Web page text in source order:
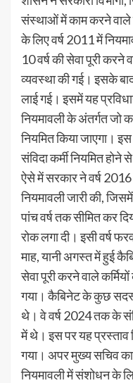
संस्थाओं में काम करने वाले
के लिए वर्ष 2011 में
10 वर्ष की सेवा पूरी करने
व्यवस्था की गई। इसके
लाई गई। इसमें यह
नियमावली के अंतर्गत जो
नियमित किया जाएगा।
संविदा कर्मी नियमित होने
ऐसे में सरकार ने वर्ष
नियमावली जारी की,
पांच वर्ष तक सीमित कर
रोक लगा दी। इसी वर्ष
माह, यानी अगस्त में हुई
सेवा पूरी करने वाले
गया। कैबिनेट के कुछ
थे। वे वर्ष 2024 तक के
में थे। इस पर यह प्रस्ताव
गया। अपर मुख्य सचिव
नियमावली में संशोधन के